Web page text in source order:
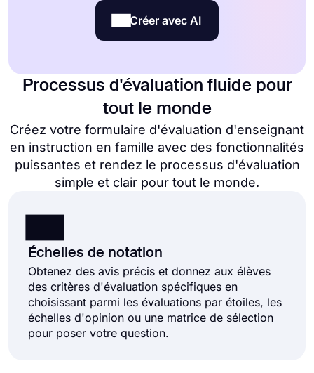
Créer avec AI
Processus d'évaluation fluide pour
tout le monde
Créez votre formulaire d'évaluation d'enseignant
en instruction en famille avec des fonctionnalités
puissantes et rendez le processus d'évaluation
simple et clair pour tout le monde.
Échelles de notation
Obtenez des avis précis et donnez aux élèves
des critères d'évaluation spécifiques en
choisissant parmi les évaluations par étoiles, les
échelles d'opinion ou une matrice de sélection
pour poser votre question.